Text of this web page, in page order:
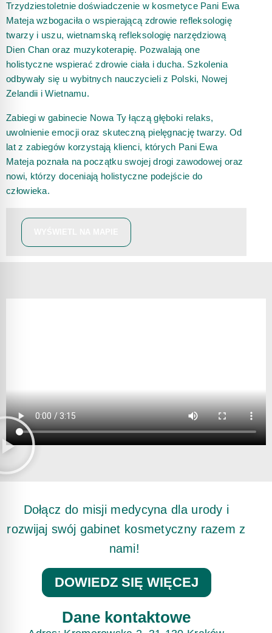
Trzydziestoletnie doświadczenie w kosmetyce Pani Ewa
Mateja wzbogaciła o wspierającą zdrowie refleksologię
twarzy i uszu, wietnamską refleksologię narzędziową
Dien Chan oraz muzykoterapię. Pozwalają one
holistyczne wspierać zdrowie ciała i ducha. Szkolenia
odbywały się u wybitnych nauczycieli z Polski, Nowej
Zelandii i Wietnamu.
Zabiegi w gabinecie Nowa Ty łączą głęboki relaks,
uwolnienie emocji oraz skuteczną pielęgnację twarzy. Od
lat z zabiegów korzystają klienci, których Pani Ewa
Mateja poznała na początku swojej drogi zawodowej oraz
nowi, którzy doceniają holistyczne podejście do
człowieka.
Dołącz do misji medycyna dla urody i
rozwijaj swój gabinet kosmetyczny razem z
nami!
DOWIEDZ SIĘ WIĘCEJ
Dane kontaktowe